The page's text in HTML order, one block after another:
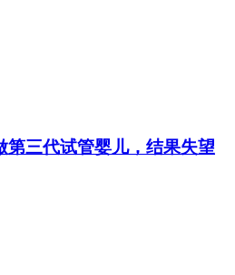
第三代试管婴儿，结果失望